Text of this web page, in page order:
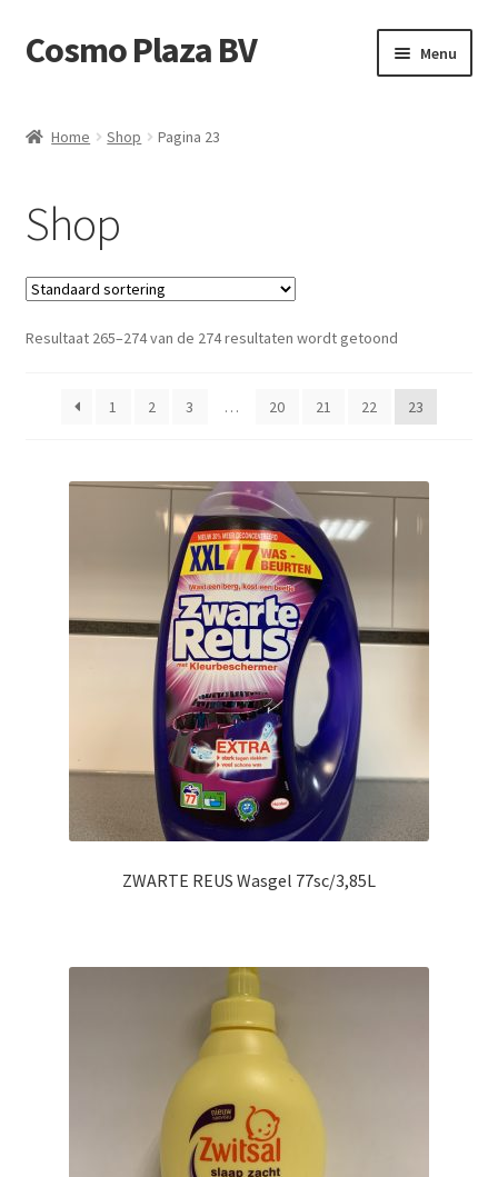
Ga
door
navigatie
Ga
direct
de
inhoud
Cosmo Plaza BV Menu
Contact
Mijn account
Shop
Home Shop Pagina 23
Shop
Resultaat 265–274 van de 274 resultaten wordt getoond
1 2 3 … 20 21 22 23
ZWARTE REUS Wasgel 77sc/3,85L